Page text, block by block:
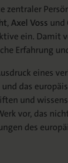
zentraler
, Axel Voss und
ein. Damit
Erfahrung
eines
das
und
vor, das
des